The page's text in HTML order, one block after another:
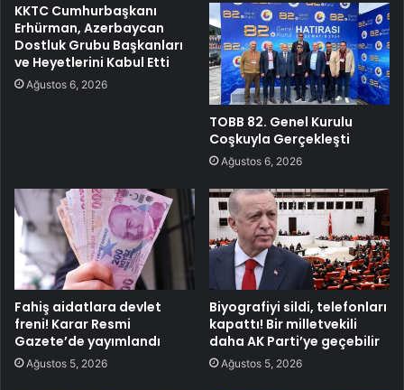
KKTC Cumhurbaşkanı
Erhürman, Azerbaycan
Dostluk Grubu Başkanları
ve Heyetlerini Kabul Etti
Ağustos 6, 2026
TOBB 82. Genel Kurulu
Coşkuyla Gerçekleşti
Ağustos 6, 2026
Fahiş aidatlara devlet
freni! Karar Resmi
Gazete’de yayımlandı
Ağustos 5, 2026
Biyografiyi sildi, telefonları
kapattı! Bir milletvekili
daha AK Parti’ye geçebilir
Ağustos 5, 2026